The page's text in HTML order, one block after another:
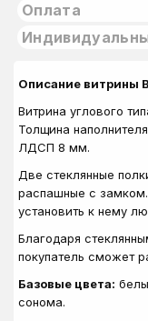
Оплата
Описание витрины
Витрина углового
Толщина
ЛДСП 8 мм.
Две стеклянные
распашные с
установить к нему
Благодаря
покупатель сможет
Базовые цвета:
сонома.